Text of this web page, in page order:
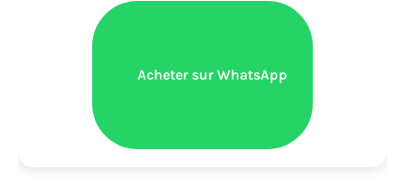
Acheter sur WhatsApp